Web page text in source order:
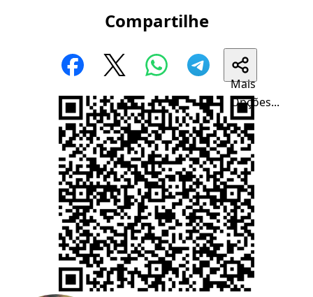
Compartilhe
Mais
Opções...